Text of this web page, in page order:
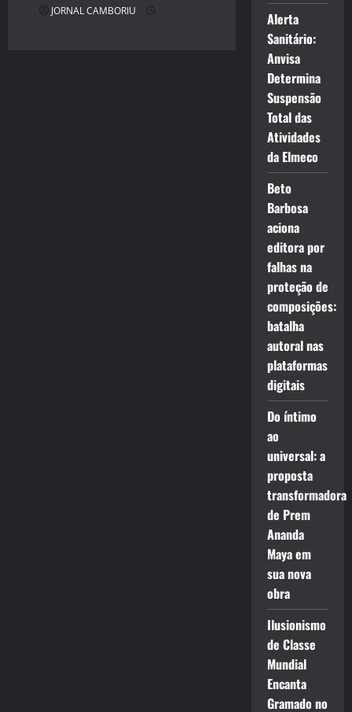
JORNAL CAMBORIU
Alerta
Sanitário:
Anvisa
Determina
Suspensão
Total das
Atividades
da Elmeco
Beto
Barbosa
aciona
editora por
falhas na
proteção de
composições:
batalha
autoral nas
plataformas
digitais
Do íntimo
ao
universal: a
proposta
transformadora
de Prem
Ananda
Maya em
sua nova
obra
Ilusionismo
de Classe
Mundial
Encanta
Gramado no